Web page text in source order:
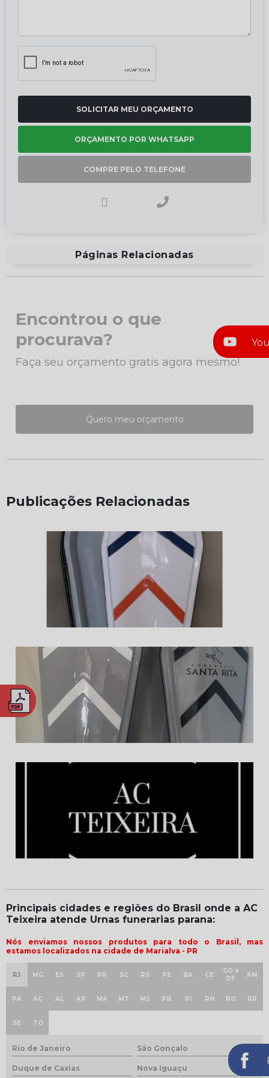
SOLICITAR MEU ORÇAMENTO
ORÇAMENTO POR WHATSAPP
COMPRE PELO TELEFONE
Páginas Relacionadas
Encontrou o que
procurava?
Faça seu orçamento gratis agora mesmo!
Quero meu orçamento
Publicações Relacionadas
Principais cidades e regiões do Brasil onde a AC
Teixeira atende Urnas funerarias parana:
Nós enviamos nossos produtos para todo o Brasil, mas
estamos localizados na cidade de Marialva - PR
RJ MG ES SP PR SC RS PE BA CE
GO e
DF
AM
PA AC AL AP MA MT MS PB PI RN RO RR
SE TO
Rio de Janeiro São Gonçalo
Duque de Caxias Nova Iguaçu